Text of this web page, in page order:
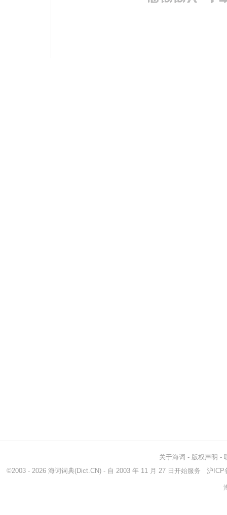
关于海词 - 版权声明 -
©2003 - 2026 海词词典(Dict.CN) - 自 2003 年 11 月 27 日开始服务 沪ICP